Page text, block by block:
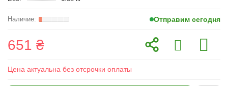
Отправим сегодня
651 ₴
Цена актуальна без отсрочки оплаты